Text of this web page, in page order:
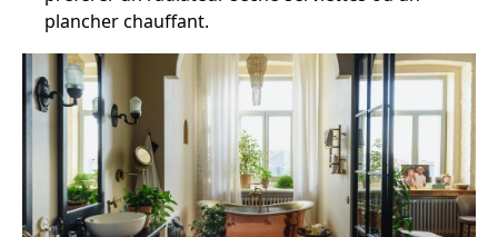
plancher chauffant.